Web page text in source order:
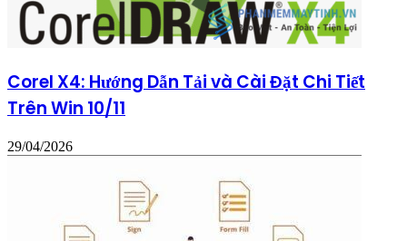
Corel X4: Hướng Dẫn Tải và Cài Đặt Chi Tiết
Trên Win 10/11
29/04/2026